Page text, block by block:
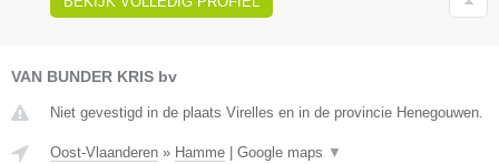
VAN BUNDER KRIS bv
Niet gevestigd in de plaats Virelles en in de provincie Henegouwen.
Oost-Vlaanderen » Hamme Google maps ▼